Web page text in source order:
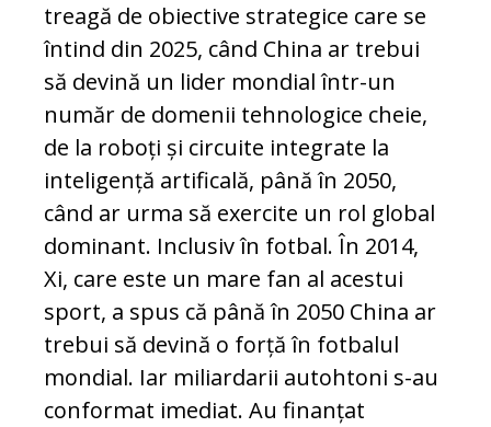
trea­gă de obiective strategice care se
în­tind din 2025, când China ar trebui
să de­vină un lider mondial într-un
număr de domenii tehnologice cheie,
de la ro­boți și circuite integrate la
inteligență ar­tificală, până în 2050,
când ar urma să exercite un rol global
dominant. Inclusiv în fotbal. În 2014,
Xi, care este un mare fan al acestui
sport, a spus că până în 2050 China ar
trebui să devină o forță în fotbalul
mondial. Iar miliardarii au­toh­toni s-au
conformat imediat. Au finanțat